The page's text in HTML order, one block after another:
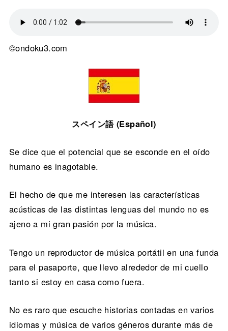
©ondoku3.com
スペイン語 (Español)
Se dice que el potencial que se esconde en el oído
humano es inagotable.
El hecho de que me interesen las características
acústicas de las distintas lenguas del mundo no es
ajeno a mi gran pasión por la música.
Tengo un reproductor de música portátil en una funda
para el pasaporte, que llevo alrededor de mi cuello
tanto si estoy en casa como fuera.
No es raro que escuche historias contadas en varios
idiomas y música de varios géneros durante más de